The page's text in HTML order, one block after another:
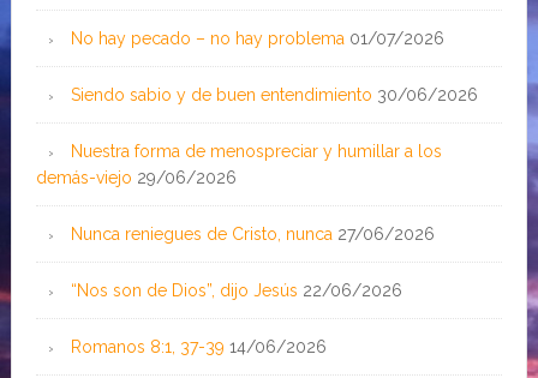
No hay pecado – no hay problema 01/07/2026
Siendo sabio y de buen entendimiento 30/06/2026
Nuestra forma de menospreciar y humillar a los
demás-viejo 29/06/2026
Nunca reniegues de Cristo, nunca 27/06/2026
“Nos son de Dios”, dijo Jesús 22/06/2026
Romanos 8:1, 37-39 14/06/2026